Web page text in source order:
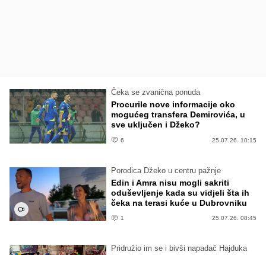
Čeka se zvanična ponuda
Procurile nove informacije oko
mogućeg transfera Demirovića, u
sve uključen i Džeko?
6 25.07.26. 10:15
Porodica Džeko u centru pažnje
Edin i Amra nisu mogli sakriti
oduševljenje kada su vidjeli šta ih
čeka na terasi kuće u Dubrovniku
1 25.07.26. 08:45
Pridružio im se i bivši napadač Hajduka